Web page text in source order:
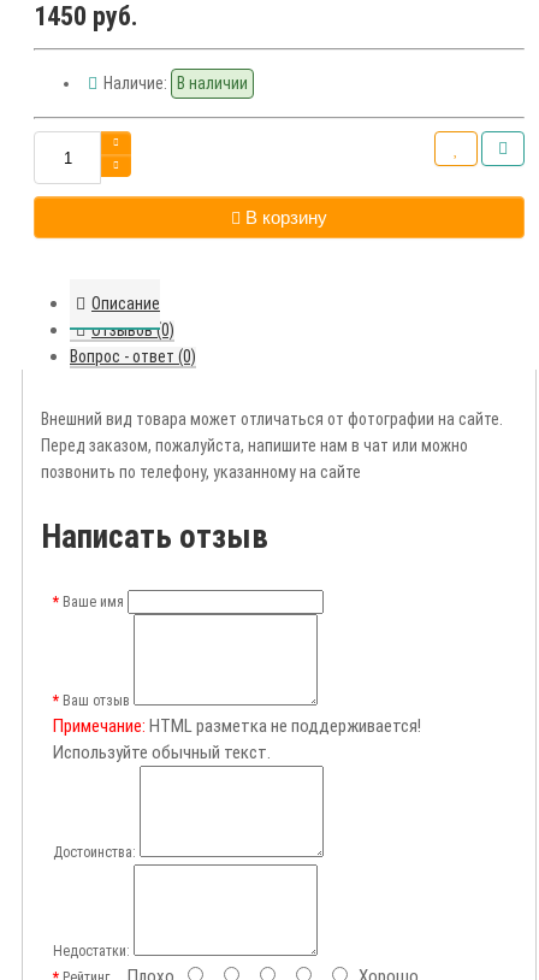
1450 руб.
Наличие: В наличии
В корзину
Описание
Отзывов (0)
Вопрос - ответ (0)
Внешний вид товара может отличаться от фотографии на сайте.
Перед заказом, пожалуйста, напишите нам в чат или можно
позвонить по телефону, указанному на сайте
Написать отзыв
Ваше имя
Ваш отзыв
Примечание: HTML разметка не поддерживается!
Используйте обычный текст.
Достоинства:
Недостатки: